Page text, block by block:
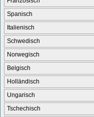
Spanisch
Italienisch
Schwedisch
Norwegisch
Belgisch
Holländisch
Ungarisch
Tschechisch